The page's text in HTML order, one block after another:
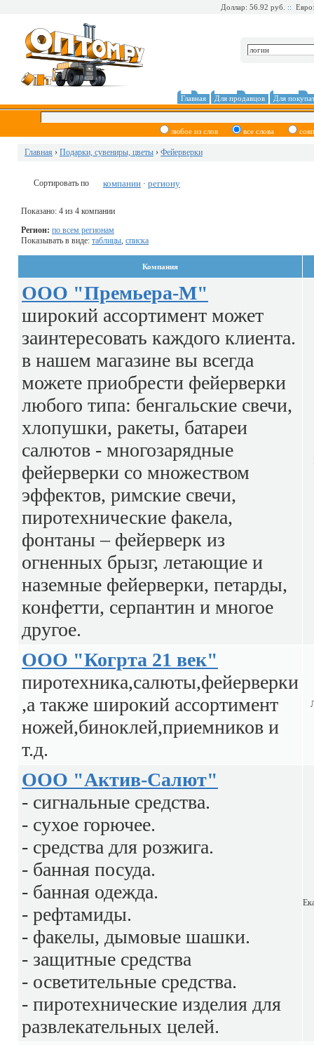
Доллар: 56.92 руб. ::
Главная Для продавцов Для
любое из слов все слова
Главная › Подарки, сувениры, цветы › Фейерверки
Сортировать по компании · региону
Показано: 4 из 4 компании
Регион: по всем регионам
Показывать в виде: таблицы, списка
Компания
ООО "Премьера-М"
широкий ассортимент может
заинтересовать каждого клиента.
в нашем магазине вы всегда
можете приобрести фейерверки
любого типа: бенгальские свечи,
хлопушки, ракеты, батареи
салютов - многозарядные
фейерверки со множеством
эффектов, римские свечи,
пиротехнические факела,
фонтаны – фейерверк из
огненных брызг, летающие и
наземные фейерверки, петарды,
конфетти, серпантин и многое
другое.
ООО "Когрта 21 век"
пиротехника,салюты,фейерверки
,а также широкий ассортимент
ножей,биноклей,приемников и
т.д.
ООО "Актив-Салют"
- сигнальные средства.
- сухое горючее.
- средства для розжига.
- банная посуда.
- банная одежда.
- рефтамиды.
- факелы, дымовые шашки.
- защитные средства
- осветительные средства.
- пиротехнические изделия для
развлекательных целей.